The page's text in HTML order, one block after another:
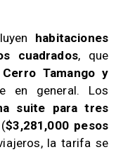
habitaciones
cuadrados, que
Cerro Tamango y
en general. Los
suite para tres
$3,281,000 pesos
la tarifa se